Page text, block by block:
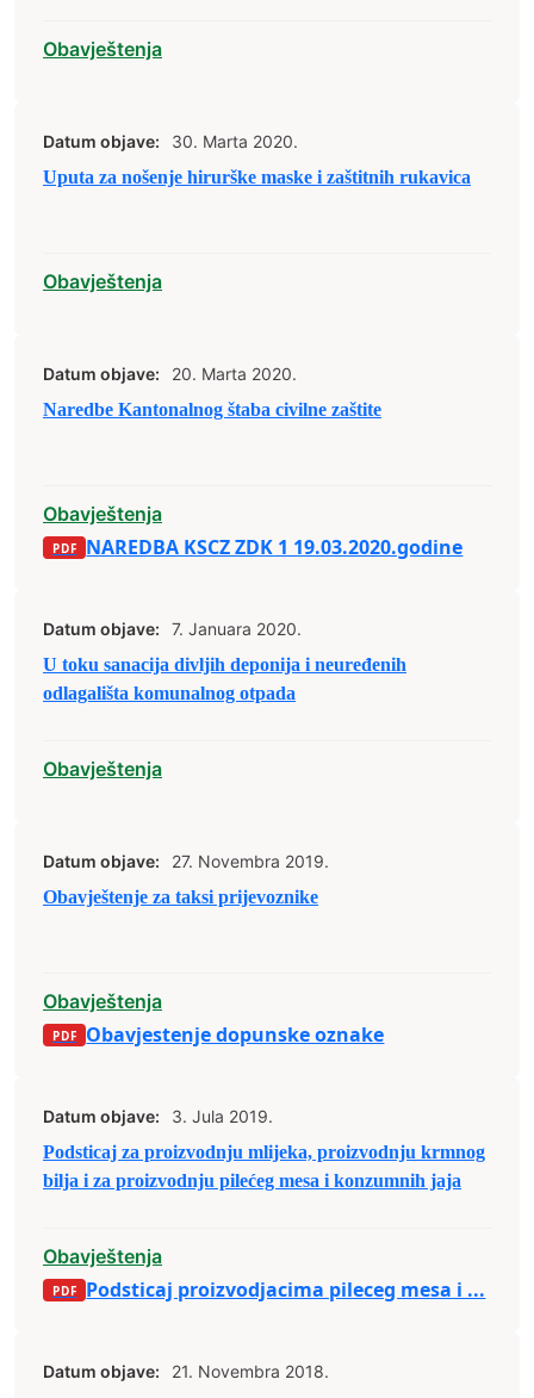
Obavještenja
Datum objave:
30. Marta 2020.
Uputa za nošenje hirurške maske i zaštitnih rukavica
Obavještenja
Datum objave:
20. Marta 2020.
Naredbe Kantonalnog štaba civilne zaštite
Obavještenja
NAREDBA KSCZ ZDK 1 19.03.2020.godine
Datum objave:
7. Januara 2020.
U toku sanacija divljih deponija i neuređenih
odlagališta komunalnog otpada
Obavještenja
Datum objave:
27. Novembra 2019.
Obavještenje za taksi prijevoznike
Obavještenja
Obavjestenje dopunske oznake
Datum objave:
3. Jula 2019.
Podsticaj za proizvodnju mlijeka, proizvodnju krmnog
bilja i za proizvodnju pilećeg mesa i konzumnih jaja
Obavještenja
Podsticaj proizvodjacima pileceg mesa i ...
Datum objave:
21. Novembra 2018.